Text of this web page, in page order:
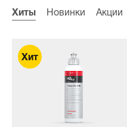
Хиты Новинки Акции